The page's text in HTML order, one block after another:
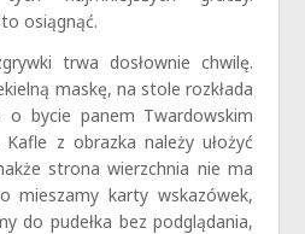
osiągnąć.
trwa dosłownie chwilę.
maskę, na stole rozkłada
o bycie panem Twardowskim
z obrazka należy ułożyć
strona wierzchnia nie ma
mieszamy karty wskazówek,
do pudełka bez podglądania,